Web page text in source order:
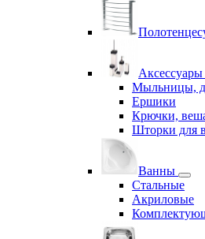
Аксессуары
Мыльницы,
Ершики
Крючки,
Шторки для
Ванны
Стальные
Акриловые